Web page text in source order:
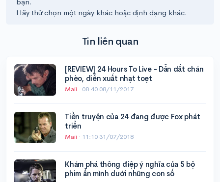
Hãy thử chọn một ngày khác hoặc định dạng khác.
Tin liên quan
[REVIEW] 24 Hours To Live - Dẫn dắt chán
phèo, diễn xuất nhạt toẹt
Maii · 08:40 08/11/2017
Tiền truyện của 24 đang được Fox phát
triển
Maii · 11:10 31/07/2018
Khám phá thông điệp ý nghĩa của 5 bộ
phim ẩn mình dưới những con số